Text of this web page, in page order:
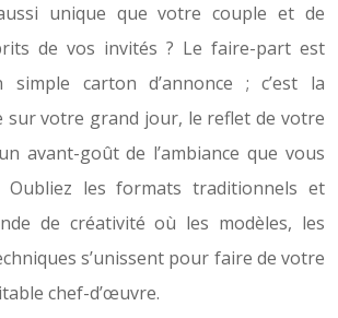
unique que votre couple et de
de vos invités ? Le faire-part est
simple carton d’annonce ; c’est la
sur votre grand jour, le reflet de votre
avant-goût de l’ambiance que vous
Oubliez les formats traditionnels et
de créativité où les modèles, les
s’unissent pour faire de votre
chef-d’œuvre.